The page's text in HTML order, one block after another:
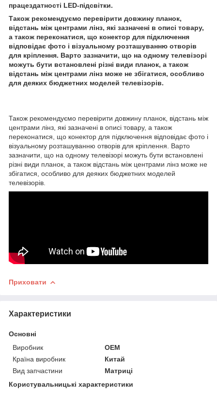
працездатності LED-підсвітки.
Також рекомендуємо перевірити довжину планок,
відстань між центрами лінз, які зазначені в описі товару,
а також переконатися, що конектор для підключення
відповідає фото і візуальному розташуванню отворів
для кріплення. Варто зазначити, що на одному телевізорі
можуть бути встановлені різні види планок, а також
відстань між центрами лінз може не збігатися, особливо
для деяких бюджетних моделей телевізорів.
Також рекомендуємо перевірити довжину планок, відстань між
центрами лінз, які зазначені в описі товару, а також
переконатися, що конектор для підключення відповідає фото і
візуальному розташуванню отворів для кріплення. Варто
зазначити, що на одному телевізорі можуть бути встановлені
різні види планок, а також відстань між центрами лінз може не
збігатися, особливо для деяких бюджетних моделей
телевізорів.
Приховати
Характеристики
Основні
Виробник
OEM
Країна виробник
Китай
Вид запчастини
Матриці
Користувальницькі характеристики